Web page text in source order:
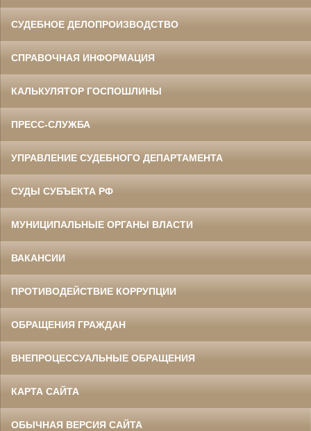
СУДЕБНОЕ ДЕЛОПРОИЗВОДСТВО
СПРАВОЧНАЯ ИНФОРМАЦИЯ
КАЛЬКУЛЯТОР ГОСПОШЛИНЫ
ПРЕСС-СЛУЖБА
УПРАВЛЕНИЕ СУДЕБНОГО ДЕПАРТАМЕНТА
СУДЫ СУБЪЕКТА РФ
МУНИЦИПАЛЬНЫЕ ОРГАНЫ ВЛАСТИ
ВАКАНСИИ
ПРОТИВОДЕЙСТВИЕ КОРРУПЦИИ
ОБРАЩЕНИЯ ГРАЖДАН
ВНЕПРОЦЕССУАЛЬНЫЕ ОБРАЩЕНИЯ
КАРТА САЙТА
ОБЫЧНАЯ ВЕРСИЯ САЙТА